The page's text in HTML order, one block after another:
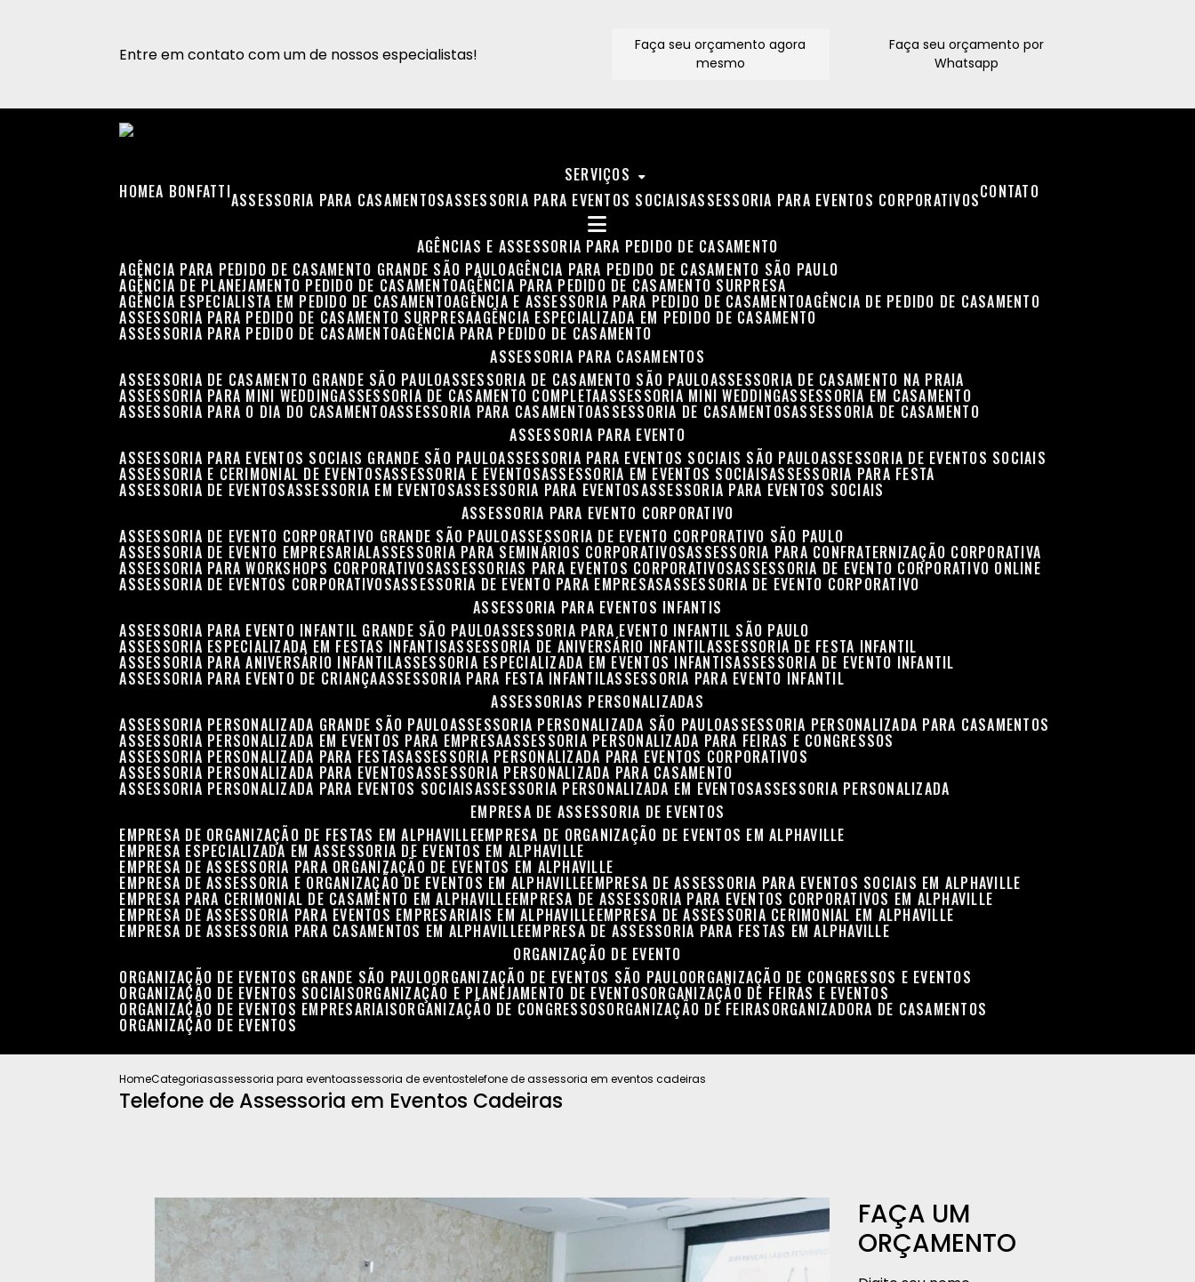
Entre em contato com um de nossos especialistas!
Faça seu orçamento agora
mesmo
Faça seu orçamento por
Whatsapp
HOME A BONFATTI
SERVIÇOS
ASSESSORIA PARA CASAMENTOS ASSESSORIA PARA EVENTOS SOCIAIS ASSESSORIA PARA EVENTOS CORPORATIVOS CONTATO
AGÊNCIAS E ASSESSORIA PARA PEDIDO DE CASAMENTO
AGÊNCIA PARA PEDIDO DE CASAMENTO GRANDE SÃO PAULO AGÊNCIA PARA PEDIDO DE CASAMENTO SÃO PAULO
AGÊNCIA DE PLANEJAMENTO PEDIDO DE CASAMENTO AGÊNCIA PARA PEDIDO DE CASAMENTO SURPRESA
AGÊNCIA ESPECIALISTA EM PEDIDO DE CASAMENTO AGÊNCIA E ASSESSORIA PARA PEDIDO DE CASAMENTO AGÊNCIA DE PEDIDO DE CASAMENTO
ASSESSORIA PARA PEDIDO DE CASAMENTO SURPRESA AGÊNCIA ESPECIALIZADA EM PEDIDO DE CASAMENTO
ASSESSORIA PARA PEDIDO DE CASAMENTO AGÊNCIA PARA PEDIDO DE CASAMENTO
ASSESSORIA PARA CASAMENTOS
ASSESSORIA DE CASAMENTO GRANDE SÃO PAULO ASSESSORIA DE CASAMENTO SÃO PAULO ASSESSORIA DE CASAMENTO NA PRAIA
ASSESSORIA PARA MINI WEDDING ASSESSORIA DE CASAMENTO COMPLETA ASSESSORIA MINI WEDDING ASSESSORIA EM CASAMENTO
ASSESSORIA PARA O DIA DO CASAMENTO ASSESSORIA PARA CASAMENTO ASSESSORIA DE CASAMENTOS ASSESSORIA DE CASAMENTO
ASSESSORIA PARA EVENTO
ASSESSORIA PARA EVENTOS SOCIAIS GRANDE SÃO PAULO ASSESSORIA PARA EVENTOS SOCIAIS SÃO PAULO ASSESSORIA DE EVENTOS SOCIAIS
ASSESSORIA E CERIMONIAL DE EVENTOS ASSESSORIA E EVENTOS ASSESSORIA EM EVENTOS SOCIAIS ASSESSORIA PARA FESTA
ASSESSORIA DE EVENTOS ASSESSORIA EM EVENTOS ASSESSORIA PARA EVENTOS ASSESSORIA PARA EVENTOS SOCIAIS
ASSESSORIA PARA EVENTO CORPORATIVO
ASSESSORIA DE EVENTO CORPORATIVO GRANDE SÃO PAULO ASSESSORIA DE EVENTO CORPORATIVO SÃO PAULO
ASSESSORIA DE EVENTO EMPRESARIAL ASSESSORIA PARA SEMINÁRIOS CORPORATIVOS ASSESSORIA PARA CONFRATERNIZAÇÃO CORPORATIVA
ASSESSORIA PARA WORKSHOPS CORPORATIVOS ASSESSORIAS PARA EVENTOS CORPORATIVOS ASSESSORIA DE EVENTO CORPORATIVO ONLINE
ASSESSORIA DE EVENTOS CORPORATIVOS ASSESSORIA DE EVENTO PARA EMPRESAS ASSESSORIA DE EVENTO CORPORATIVO
ASSESSORIA PARA EVENTOS INFANTIS
ASSESSORIA PARA EVENTO INFANTIL GRANDE SÃO PAULO ASSESSORIA PARA EVENTO INFANTIL SÃO PAULO
ASSESSORIA ESPECIALIZADA EM FESTAS INFANTIS ASSESSORIA DE ANIVERSÁRIO INFANTIL ASSESSORIA DE FESTA INFANTIL
ASSESSORIA PARA ANIVERSÁRIO INFANTIL ASSESSORIA ESPECIALIZADA EM EVENTOS INFANTIS ASSESSORIA DE EVENTO INFANTIL
ASSESSORIA PARA EVENTO DE CRIANÇA ASSESSORIA PARA FESTA INFANTIL ASSESSORIA PARA EVENTO INFANTIL
ASSESSORIAS PERSONALIZADAS
ASSESSORIA PERSONALIZADA GRANDE SÃO PAULO ASSESSORIA PERSONALIZADA SÃO PAULO ASSESSORIA PERSONALIZADA PARA CASAMENTOS
ASSESSORIA PERSONALIZADA EM EVENTOS PARA EMPRESA ASSESSORIA PERSONALIZADA PARA FEIRAS E CONGRESSOS
ASSESSORIA PERSONALIZADA PARA FESTAS ASSESSORIA PERSONALIZADA PARA EVENTOS CORPORATIVOS
ASSESSORIA PERSONALIZADA PARA EVENTOS ASSESSORIA PERSONALIZADA PARA CASAMENTO
ASSESSORIA PERSONALIZADA PARA EVENTOS SOCIAIS ASSESSORIA PERSONALIZADA EM EVENTOS ASSESSORIA PERSONALIZADA
EMPRESA DE ASSESSORIA DE EVENTOS
EMPRESA DE ORGANIZAÇÃO DE FESTAS EM ALPHAVILLE EMPRESA DE ORGANIZAÇÃO DE EVENTOS EM ALPHAVILLE
EMPRESA ESPECIALIZADA EM ASSESSORIA DE EVENTOS EM ALPHAVILLE
EMPRESA DE ASSESSORIA PARA ORGANIZAÇÃO DE EVENTOS EM ALPHAVILLE
EMPRESA DE ASSESSORIA E ORGANIZAÇÃO DE EVENTOS EM ALPHAVILLE EMPRESA DE ASSESSORIA PARA EVENTOS SOCIAIS EM ALPHAVILLE
EMPRESA PARA CERIMONIAL DE CASAMENTO EM ALPHAVILLE EMPRESA DE ASSESSORIA PARA EVENTOS CORPORATIVOS EM ALPHAVILLE
EMPRESA DE ASSESSORIA PARA EVENTOS EMPRESARIAIS EM ALPHAVILLE EMPRESA DE ASSESSORIA CERIMONIAL EM ALPHAVILLE
EMPRESA DE ASSESSORIA PARA CASAMENTOS EM ALPHAVILLE EMPRESA DE ASSESSORIA PARA FESTAS EM ALPHAVILLE
ORGANIZAÇÃO DE EVENTO
ORGANIZAÇÃO DE EVENTOS GRANDE SÃO PAULO ORGANIZAÇÃO DE EVENTOS SÃO PAULO ORGANIZAÇÃO DE CONGRESSOS E EVENTOS
ORGANIZAÇÃO DE EVENTOS SOCIAIS ORGANIZAÇÃO E PLANEJAMENTO DE EVENTOS ORGANIZAÇÃO DE FEIRAS E EVENTOS
ORGANIZAÇÃO DE EVENTOS EMPRESARIAIS ORGANIZAÇÃO DE CONGRESSOS ORGANIZAÇÃO DE FEIRAS ORGANIZADORA DE CASAMENTOS
ORGANIZAÇÃO DE EVENTOS
HomeCategoriasassessoria para eventoassessoria de eventostelefone de assessoria em eventos cadeiras
Telefone de Assessoria em Eventos Cadeiras
FAÇA UM
ORÇAMENTO